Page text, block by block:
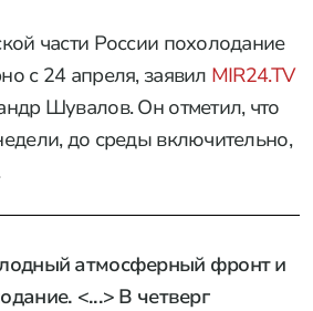
части России похолодание
с 24 апреля, заявил MIR24.TV
Шувалов. Он отметил, что
до среды включительно,
атмосферный фронт и
<...> В четверг